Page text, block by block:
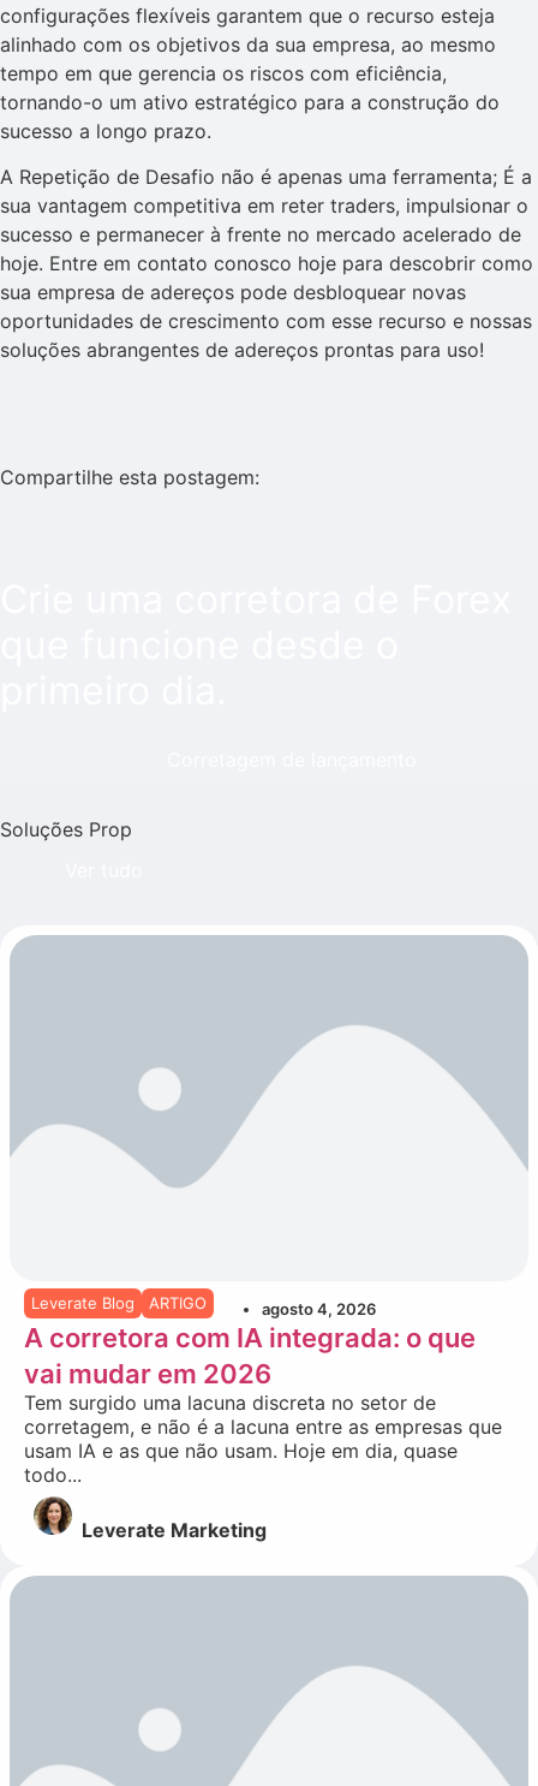
configurações flexíveis garantem que o recurso esteja
alinhado com os objetivos da sua empresa, ao mesmo
tempo em que gerencia os riscos com eficiência,
tornando-o um ativo estratégico para a construção do
sucesso a longo prazo.
A Repetição de Desafio não é apenas uma ferramenta; É a
sua vantagem competitiva em reter traders, impulsionar o
sucesso e permanecer à frente no mercado acelerado de
hoje. Entre em contato conosco hoje para descobrir como
sua empresa de adereços pode desbloquear novas
oportunidades de crescimento com esse recurso e nossas
soluções abrangentes de adereços prontas para uso!
Compartilhe esta postagem:
Soluções Prop
Leverate Blog ARTIGO agosto 4, 2026
A corretora com IA integrada: o que
vai mudar em 2026
Tem surgido uma lacuna discreta no setor de
corretagem, e não é a lacuna entre as empresas que
usam IA e as que não usam. Hoje em dia, quase
todo...
Leverate Marketing